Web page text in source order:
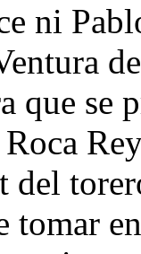
ni
que se
del
tomar